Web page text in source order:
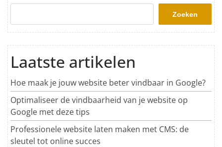
Zoeken
Laatste artikelen
Hoe maak je jouw website beter vindbaar in Google?
Optimaliseer de vindbaarheid van je website op
Google met deze tips
Professionele website laten maken met CMS: de
sleutel tot online succes